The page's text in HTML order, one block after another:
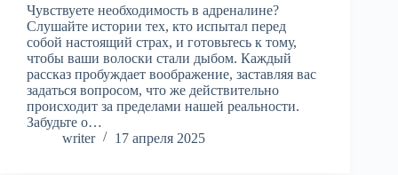
Чувствуете необходимость в адреналине?
Слушайте истории тех, кто испытал перед
собой настоящий страх, и готовьтесь к тому,
чтобы ваши волоски стали дыбом. Каждый
рассказ пробуждает воображение, заставляя вас
задаться вопросом, что же действительно
происходит за пределами нашей реальности.
Забудьте о…
writer
17 апреля 2025